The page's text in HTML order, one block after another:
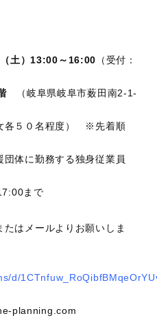
土）13:00～16:00 （受付：
（岐阜県岐阜市薮田南2-1-
５０名程度） ※先着順
体に勤務する独身従業員
まで
はメールよりお願いしま
d/
planning.com